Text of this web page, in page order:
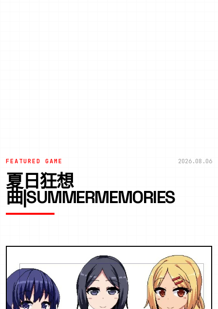
FEATURED GAME 2026.08.06
夏日狂想
曲|SUMMERMEMORIES